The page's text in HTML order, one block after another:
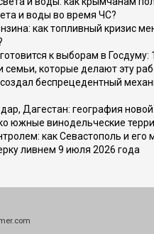
и воды во время ЧС?
как топливный кризис
к выборам в Госдуму:
которые делают эту
беспрецедентный
Дагестан: география
южные винодельческие
как Севастополь и
ливнем 9 июля 2026 года